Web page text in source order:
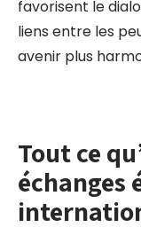
favorisent le
liens entre les
avenir plus
Tout ce
échanges